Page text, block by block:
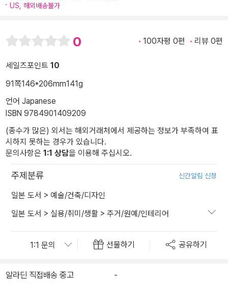
US, 해외배송불가
0 100자평 0편 리뷰 0편
세일즈포인트 10
91쪽146*206mm141g
언어 Japanese
ISBN 9784901409209
(종수가 많은) 외서는 해외거래처에서 제공하는 정보가 부족하여 표
시하지 못하는 경우가 있습니다.
문의사항은 1:1 상담을 이용해 주십시오.
주제분류 신간알림 신청
일본 도서 > 예술/건축/디자인
일본 도서 > 실용/취미/생활 > 주거/원예/인테리어
선물하기 공유하기
알라딘 직접배송 중고
-